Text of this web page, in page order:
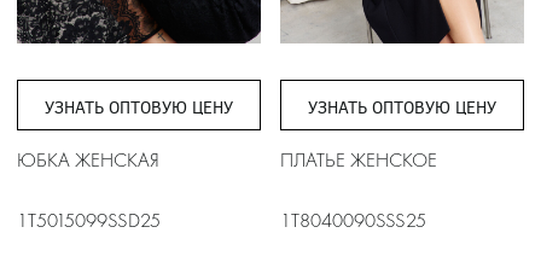
УЗНАТЬ ОПТОВУЮ ЦЕНУ
ЮБКА ЖЕНСКАЯ
1T5015099SSD25
УЗНАТЬ ОПТОВУЮ ЦЕНУ
ПЛАТЬЕ ЖЕНСКОЕ
1T8040090SSS25